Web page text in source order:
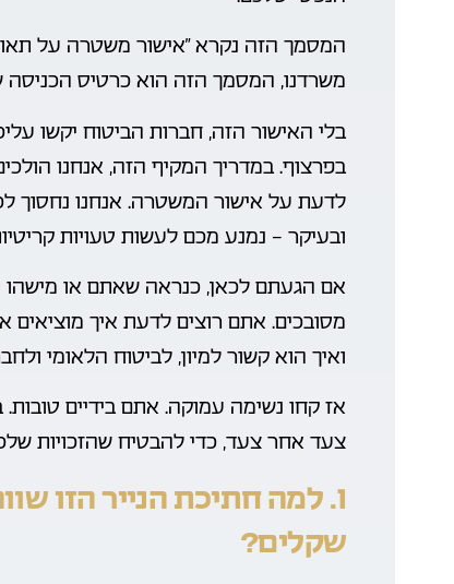
המסמך הזה נקרא “אישור משטרה על
משרדנו, המסמך הזה הוא כרטיס הכניסה
בלי האישור הזה, חברות הביטוח יקשו
בפרצוף. במדריך המקיף הזה, אנחנו
לדעת על אישור המשטרה. אנחנו נחסוך
ובעיקר – נמנע מכם לעשות טעויות
אם הגעתם לכאן, כנראה שאתם או מישהו
מסובכים. אתם רוצים לדעת איך מוציאים
ואיך הוא קשור למיון, לביטוח הלאומי
אז קחו נשימה עמוקה. אתם בידיים
צעד אחר צעד, כדי להבטיח שהזכויות
1. למה חתיכת הנייר הזו
שקלים?